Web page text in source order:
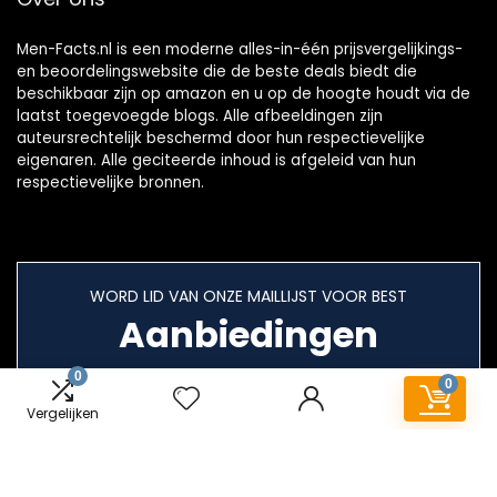
0
Vergelijken
0
Men-Facts.nl is een moderne alles-in-één prijsvergelijkings-
en beoordelingswebsite die de beste deals biedt die
beschikbaar zijn op amazon en u op de hoogte houdt via de
laatst toegevoegde blogs. Alle afbeeldingen zijn
auteursrechtelijk beschermd door hun respectievelijke
eigenaren. Alle geciteerde inhoud is afgeleid van hun
respectievelijke bronnen.
WORD LID VAN ONZE MAILLIJST VOOR BEST
Aanbiedingen